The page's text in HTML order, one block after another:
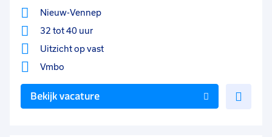
Nieuw-Vennep
32 tot 40 uur
Uitzicht op vast
Vmbo
Bekijk vacature